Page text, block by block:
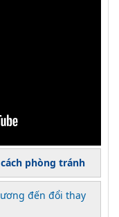
phòng tránh
đến đổi thay